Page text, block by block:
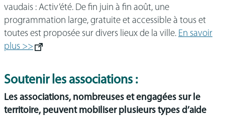
vaudais : Activ’été. De fin juin à fin août, une
programmation large, gratuite et accessible à tous et
toutes est proposée sur divers lieux de la ville. En savoir
plus >>
Soutenir les associations :
Les associations, nombreuses et engagées sur le
territoire, peuvent mobiliser plusieurs types d’aide